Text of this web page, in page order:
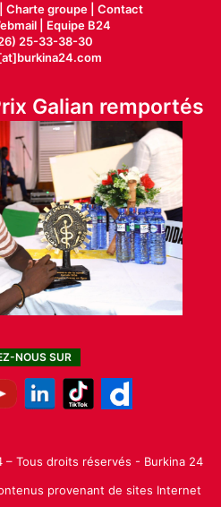
Charte groupe | Contact
|
Equipe B24
25-33-38-30
Galian remportés
NOUS SUR
Tous droits réservés - Burkina 24
provenant de sites Internet